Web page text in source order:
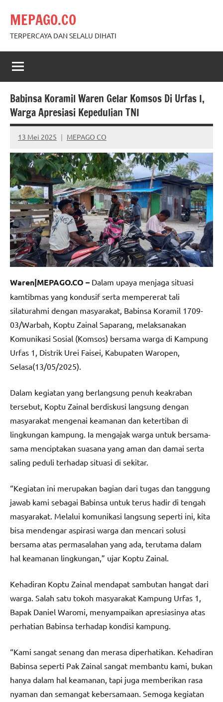
content
MEPAGO.CO
TERPERCAYA DAN SELALU DIHATI
Babinsa Koramil Waren Gelar Komsos Di Urfas I,
Warga Apresiasi Kepedulian TNI
13 Mei 2025 MEPAGO CO
No
comments
Waren|MEPAGO.CO – Dalam upaya menjaga situasi
kamtibmas yang kondusif serta mempererat tali
silaturahmi dengan masyarakat, Babinsa Koramil 1709-
03/Warbah, Koptu Zainal Saparang, melaksanakan
Komunikasi Sosial (Komsos) bersama warga di Kampung
Urfas 1, Distrik Urei Faisei, Kabupaten Waropen,
Selasa(13/05/2025).
Dalam kegiatan yang berlangsung penuh keakraban
tersebut, Koptu Zainal berdiskusi langsung dengan
masyarakat mengenai keamanan dan ketertiban di
lingkungan kampung. Ia mengajak warga untuk bersama-
sama menciptakan suasana yang aman dan damai serta
saling peduli terhadap situasi di sekitar.
“Kegiatan ini merupakan bagian dari tugas dan tanggung
jawab kami sebagai Babinsa untuk terus hadir di tengah
masyarakat. Melalui komunikasi langsung seperti ini, kita
bisa mendengar aspirasi warga dan mencari solusi
bersama atas permasalahan yang ada, terutama dalam
hal keamanan lingkungan,” ujar Koptu Zainal.
Kehadiran Koptu Zainal mendapat sambutan hangat dari
warga. Salah satu tokoh masyarakat Kampung Urfas 1,
Bapak Daniel Waromi, menyampaikan apresiasinya atas
perhatian Babinsa terhadap kondisi kampung.
“Kami sangat senang dan merasa diperhatikan. Kehadiran
Babinsa seperti Pak Zainal sangat membantu kami, bukan
hanya dalam hal keamanan, tapi juga memberikan rasa
nyaman dan semangat kebersamaan. Semoga kegiatan